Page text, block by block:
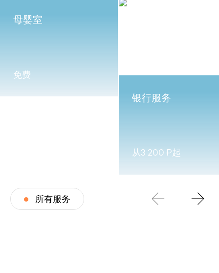
母婴室
免费
银行服务
从3 200 ₽起
所有服务